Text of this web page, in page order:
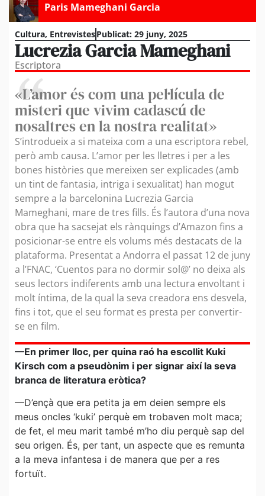
Paris Mameghani Garcia
Cultura, EntrevistesPublicat: 29 juny, 2025
Lucrezia Garcia Mameghani
Escriptora
«L’amor és com una pel·lícula de
misteri que vivim cadascú de
nosaltres en la nostra realitat»
S’introdueix a si mateixa com a una escriptora rebel,
però amb causa. L’amor per les lletres i per a les
bones històries que mereixen ser explicades (amb
un tint de fantasia, intriga i sexualitat) han mogut
sempre a la barcelonina Lucrezia Garcia
Mameghani, mare de tres fills. És l’autora d’una nova
obra que ha sacsejat els rànquings d’Amazon fins a
posicionar-se entre els volums més destacats de la
plataforma. Presentat a Andorra el passat 12 de juny
a l’FNAC, ‘Cuentos para no dormir sol@’ no deixa als
seus lectors indiferents amb una lectura envoltant i
molt íntima, de la qual la seva creadora ens desvela,
fins i tot, que el seu format es presta per convertir-
se en film.
—En primer lloc, per quina raó ha escollit Kuki
Kirsch com a pseudònim i per signar així la seva
branca de literatura eròtica?
—D’ençà que era petita ja em deien sempre els
meus oncles ‘kuki’ perquè em trobaven molt maca;
de fet, el meu marit també m’ho diu perquè sap del
seu origen. És, per tant, un aspecte que es remunta
a la meva infantesa i de manera que per a res
fortuït.